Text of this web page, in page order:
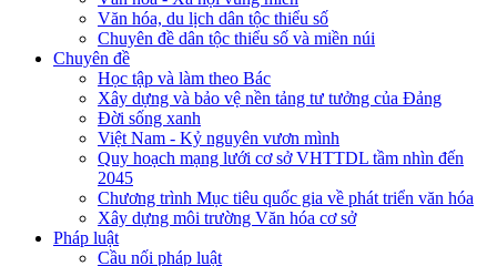
Văn hóa, du lịch dân tộc thiểu số
Chuyên đề dân tộc thiểu số và miền núi
Chuyên đề
Học tập và làm theo Bác
Xây dựng và bảo vệ nền tảng tư tưởng của Đảng
Đời sống xanh
Việt Nam - Kỷ nguyên vươn mình
Quy hoạch mạng lưới cơ sở VHTTDL tầm nhìn đến
2045
Chương trình Mục tiêu quốc gia về phát triển văn hóa
Xây dựng môi trường Văn hóa cơ sở
Pháp luật
Cầu nối pháp luật